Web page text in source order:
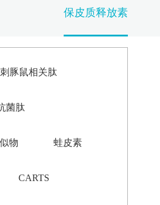
保皮质释放素
刺豚鼠相关肽
菌肽
物 蛙皮素
CARTS